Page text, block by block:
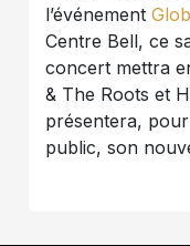
l’événement
Centre Bell, ce
concert mettra
& The Roots et
présentera,
public, son